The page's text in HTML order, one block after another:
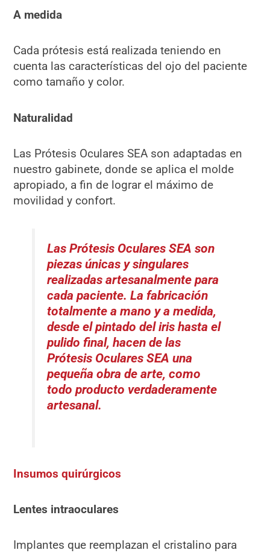
A medida
Cada prótesis está realizada teniendo en
cuenta las características del ojo del paciente
como tamaño y color.
Naturalidad
Las Prótesis Oculares SEA son adaptadas en
nuestro gabinete, donde se aplica el molde
apropiado, a fin de lograr el máximo de
movilidad y confort.
Las Prótesis Oculares SEA son
piezas únicas y singulares
realizadas artesanalmente para
cada paciente. La fabricación
totalmente a mano y a medida,
desde el pintado del iris hasta el
pulido final, hacen de las
Prótesis Oculares SEA una
pequeña obra de arte, como
todo producto verdaderamente
artesanal.
Insumos quirúrgicos
Lentes intraoculares
Implantes que reemplazan el cristalino para